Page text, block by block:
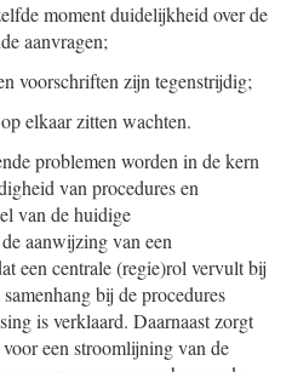
moment duidelijkheid over de
aanvragen;
voorschriften zijn tegenstrijdig;
elkaar zitten wachten.
problemen worden in de kern
van procedures en
van de huidige
aanwijzing van een
een centrale (regie)rol vervult bij
bij de procedures
is verklaard. Daarnaast zorgt
een stroomlijning van de